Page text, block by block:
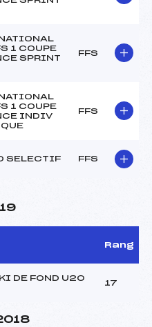
1 COUPE
SPRINT
FFS
1 COUPE
INDIV
FFS
SELECTIF FFS
Rang
DE FOND U20
17